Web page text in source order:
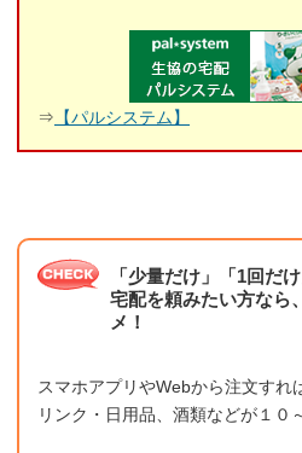
⇒ 【パルシステム】
「少量だけ」「1回だ
宅配を頼みたい方なら
メ！
スマホアプリやWebから注文すれ
リンク・日用品、酒類などが１０